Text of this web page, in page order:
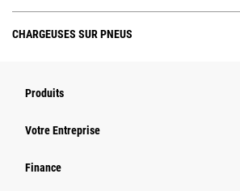
CHARGEUSES SUR PNEUS
Produits
Votre Entreprise
Finance